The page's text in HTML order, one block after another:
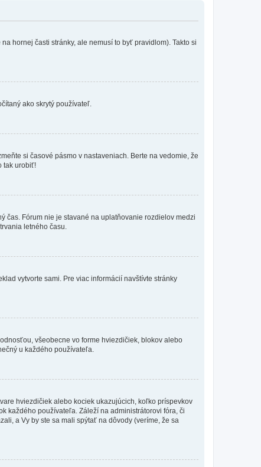
hornej časti stránky, ale nemusí to byť pravidlom). Takto si
ako skrytý používateľ.
si časové pásmo v nastaveniach. Berte na vedomie, že
tak urobiť!
čas. Fórum nie je stavané na uplatňovanie rozdielov medzi
letného času.
vytvorte sami. Pre viac informácií navštívte stránky
všeobecne vo forme hviezdičiek, blokov alebo
u každého používateľa.
hviezdičiek alebo kociek ukazujúcich, koľko príspevkov
každého používateľa. Záleží na administrátorovi fóra, či
a Vy by ste sa mali spýtať na dôvody (veríme, že sa